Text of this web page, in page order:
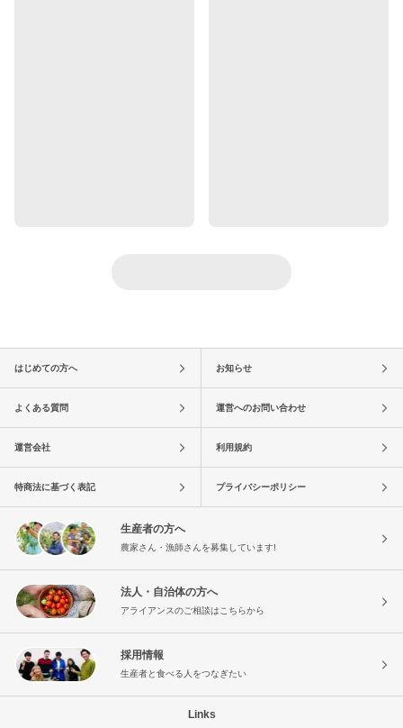
はじめての方へ お知らせ
よくある質問 運営へのお問い合わせ
運営会社 利用規約
特商法に基づく表記 プライバシーポリシー
生産者の方へ
農家さん・漁師さんを募集しています!
法人・自治体の方へ
アライアンスのご相談はこちらから
採用情報
生産者と食べる人をつなぎたい
Links